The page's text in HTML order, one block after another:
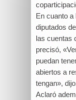
En cuanto a
diputados
las cuentas
precisó,
puedan
abiertos a
tengan»,
Aclaró